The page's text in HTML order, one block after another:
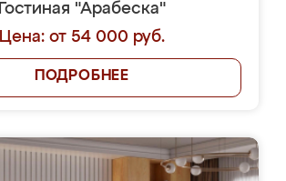
Гостиная "Арабеска"
Цена: от 54 000 руб.
ПОДРОБНЕЕ